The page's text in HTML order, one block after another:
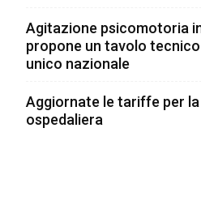
Agitazione psicomotoria
propone un tavolo
unico nazionale
Aggiornate le tariffe per
ospedaliera